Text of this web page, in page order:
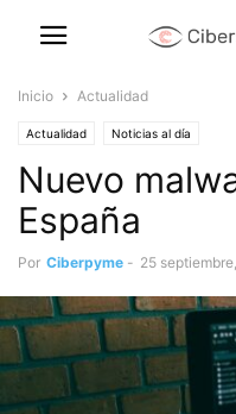
Inicio Actualidad
Actualidad Noticias al día
Nuevo
España
Por Ciberpyme - 25